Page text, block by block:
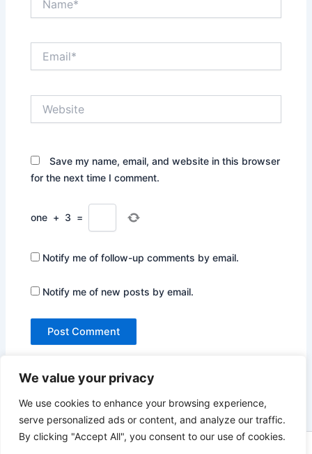
We value your privacy
We use cookies to enhance your browsing experience,
serve personalized ads or content, and analyze our traffic.
By clicking "Accept All", you consent to our use of cookies.
Save my name, email, and website in this browser
for the next time I comment.
one + 3 =
Notify me of follow-up comments by email.
Notify me of new posts by email.